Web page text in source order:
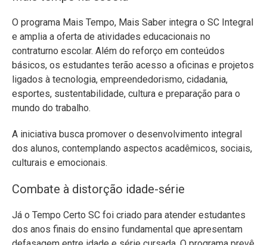
O programa Mais Tempo, Mais Saber integra o SC Integral
e amplia a oferta de atividades educacionais no
contraturno escolar. Além do reforço em conteúdos
básicos, os estudantes terão acesso a oficinas e projetos
ligados à tecnologia, empreendedorismo, cidadania,
esportes, sustentabilidade, cultura e preparação para o
mundo do trabalho.
A iniciativa busca promover o desenvolvimento integral
dos alunos, contemplando aspectos acadêmicos, sociais,
culturais e emocionais.
Combate à distorção idade-série
Já o Tempo Certo SC foi criado para atender estudantes
dos anos finais do ensino fundamental que apresentam